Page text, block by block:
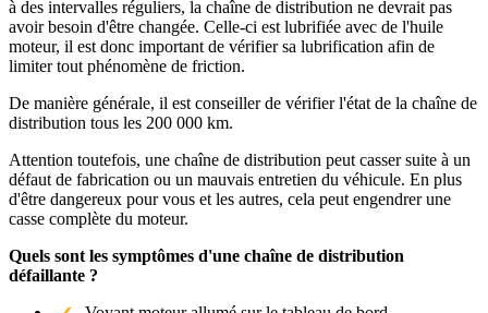
à des intervalles réguliers, la chaîne de distribution ne devrait pas
avoir besoin d'être changée. Celle-ci est lubrifiée avec de l'huile
moteur, il est donc important de vérifier sa lubrification afin de
limiter tout phénomène de friction.
De manière générale, il est conseiller de vérifier l'état de la chaîne de
distribution tous les 200 000 km.
Attention toutefois, une chaîne de distribution peut casser suite à un
défaut de fabrication ou un mauvais entretien du véhicule. En plus
d'être dangereux pour vous et les autres, cela peut engendrer une
casse complète du moteur.
Quels sont les symptômes d'une chaîne de distribution
défaillante ?